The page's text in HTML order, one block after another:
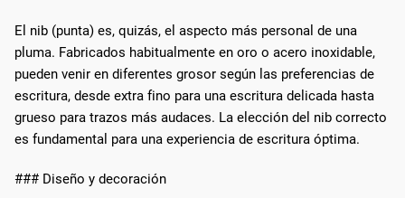
El nib (punta) es, quizás, el aspecto más personal de una
pluma. Fabricados habitualmente en oro o acero inoxidable,
pueden venir en diferentes grosor según las preferencias de
escritura, desde extra fino para una escritura delicada hasta
grueso para trazos más audaces. La elección del nib correcto
es fundamental para una experiencia de escritura óptima.
### Diseño y decoración